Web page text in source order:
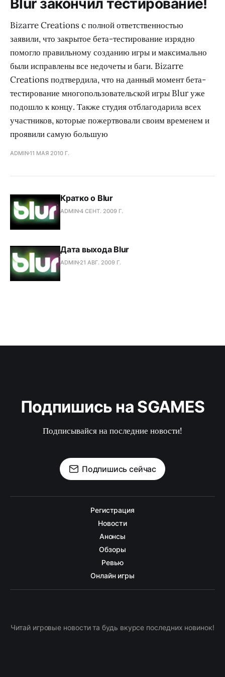
Bizarre Creations c полной ответственностью
заявили, что закрытое бета-тестирование изрядно
помогло правильному созданию игры и максимально
были исправлены все недочеты и баги. Bizarre
Creations подтвердила, что на данный момент бета-
тестирование многопользовательской игры Blur уже
подошло к концу. Также студия отблагодарила всех
участников, которые пожертвовали своим временем и
проявили самую большую
ADMIN11 МАЯ 2010 Г.
Кратко о Blur
ADMIN4 СЕНТ. 2009 Г.
Дата выхода Blur
ADMIN 21 АВГ. 2009 Г.
Подпишись на SGAMES
Подписывайся на последние новости!
Подпишись сейчас
Регистрация
Новости
Анонсы
Обзоры
Ревью
Онлайн игры
Читай игровые новости та будь вкурсе последних новинок!